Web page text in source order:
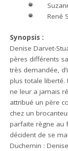
René
Synopsis :
Denise Darvet-
pères différents
très demandée,
plus totale liberté.
ne leur a jamais
attribué un père
chez un
parfaite règne au
décident de se
Duchemin :